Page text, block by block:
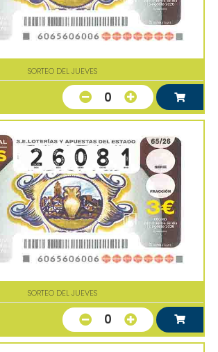
SORTEO DEL JUEVES
0
SORTEO DEL JUEVES
0